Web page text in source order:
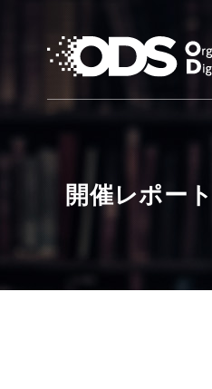
開催レポート